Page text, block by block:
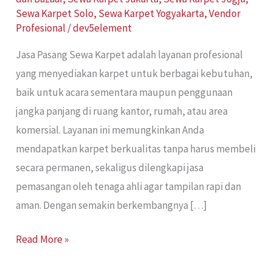
Sewa Karpet Solo, Sewa Karpet Yogyakarta,Vendor
Profesional /dev5element
Jasa Pasang Sewa Karpet adalah layanan profesional
yang menyediakan karpet untuk berbagai kebutuhan,
baik untuk acara sementara maupun penggunaan
jangka panjang di ruang kantor, rumah, atau area
komersial. Layanan ini memungkinkan Anda
mendapatkan karpet berkualitas tanpa harus membeli
secara permanen, sekaligus dilengkapi jasa
pemasangan oleh tenaga ahli agar tampilan rapi dan
aman. Dengan semakin berkembangnya […]
Read More »